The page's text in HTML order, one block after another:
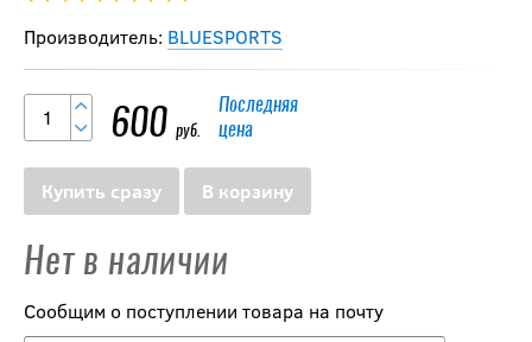
Производитель: BLUESPORTS
600 руб.
Последняя
цена
Купить сразу В корзину
Нет в наличии
Сообщим о поступлении товара на почту